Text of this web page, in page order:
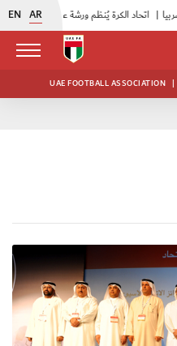
EN AR اتحاد الكرة يُنظم ورشة عمل للمراقبين المعتمدين |
UAE FOOTBALL ASSOCIATION |